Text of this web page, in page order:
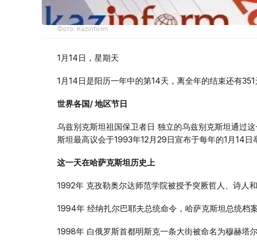
Фото: Kazinform
1月14日，星期天
1月14日是阳历一年中的第14天，离全年的结束还有351
世界各国/ 地区节日
乌兹别克斯坦祖国保卫者日 独立的乌兹别克斯坦通过
斯坦最高议会于1993年12月29日宣布于每年的1月14日
这一天在哈萨克斯坦历史上
1992年 克孜勒奥尔达师范学院被授予突厥哲人、诗人
1994年 经纳扎尔巴耶夫总统命令，哈萨克斯坦总统档案
1998年 白俄罗斯首都明斯克一条大街被命名为穆赫塔